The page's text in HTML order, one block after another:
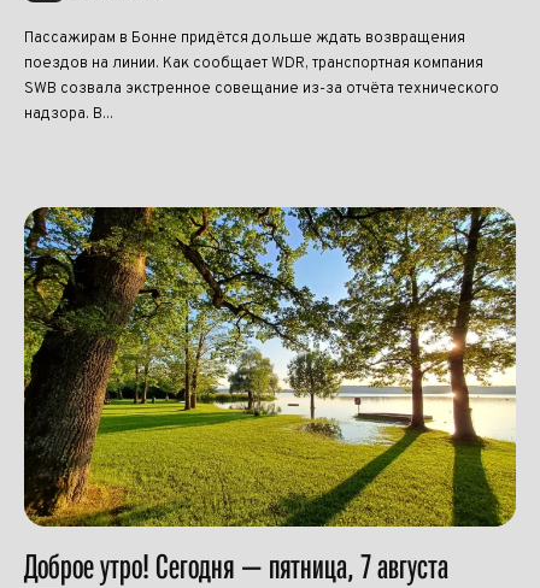
Пассажирам в Бонне придётся дольше ждать возвращения
поездов на линии. Как сообщает WDR, транспортная компания
SWB созвала экстренное совещание из-за отчёта технического
надзора. В...
Доброе утро! Сегодня — пятница, 7 августа